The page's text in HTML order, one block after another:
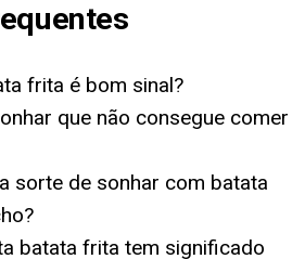
frita é bom sinal?
que não consegue comer
sorte de sonhar com batata
batata frita tem significado